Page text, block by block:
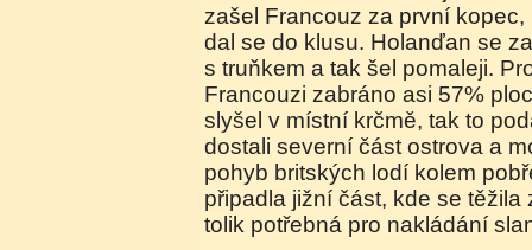
zašel Francouz za první
dal se do klusu. Holanďan se
s truňkem a tak šel pomaleji.
Francouzi zabráno asi 57%
slyšel v místní krčmě, tak to
dostali severní část ostrova a
pohyb britských lodí kolem
připadla jižní část, kde se těžila
tolik potřebná pro nakládání